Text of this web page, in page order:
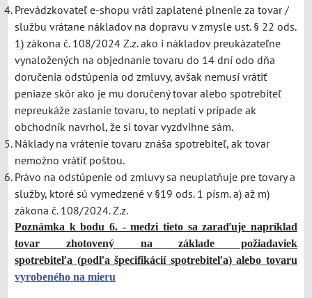
Prevádzkovateľ e-shopu vráti zaplatené plnenie za tovar /
službu vrátane nákladov na dopravu v zmysle ust. § 22 ods.
1) zákona č. 108/2024 Z.z. ako i nákladov preukázateľne
vynaložených na objednanie tovaru do 14 dní odo dňa
doručenia odstúpenia od zmluvy, avšak nemusí vrátiť
peniaze skôr ako je mu doručený tovar alebo spotrebiteľ
nepreukáže zaslanie tovaru, to neplatí v prípade ak
obchodník navrhol, že si tovar vyzdvihne sám.
Náklady na vrátenie tovaru znáša spotrebiteľ, ak tovar
nemožno vrátiť poštou.
Právo na odstúpenie od zmluvy sa neuplatňuje pre tovary a
služby, ktoré sú vymedzené v §19 ods. 1 písm. a) až m)
zákona č. 108/2024. Z.z.
Poznámka k bodu 6. - medzi tieto sa zaraďuje napríklad
tovar zhotovený na základe požiadaviek
spotrebiteľa (podľa špecifikácií spotrebiteľa)alebo tovaru
vyrobeného na mieru